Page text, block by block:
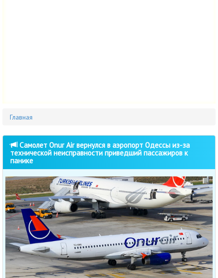
Главная
Самолет Onur Air вернулся в аэропорт Одессы из-за
технической неисправности приведший пассажиров к
панике